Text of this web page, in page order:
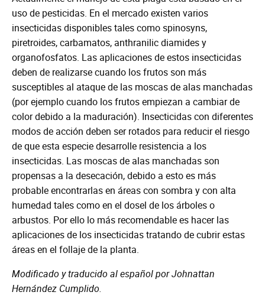
uso de pesticidas. En el mercado existen varios
insecticidas disponibles tales como spinosyns,
piretroides, carbamatos, anthranilic diamides y
organofosfatos. Las aplicaciones de estos insecticidas
deben de realizarse cuando los frutos son más
susceptibles al ataque de las moscas de alas manchadas
(por ejemplo cuando los frutos empiezan a cambiar de
color debido a la maduración). Insecticidas con diferentes
modos de acción deben ser rotados para reducir el riesgo
de que esta especie desarrolle resistencia a los
insecticidas. Las moscas de alas manchadas son
propensas a la desecación, debido a esto es más
probable encontrarlas en áreas con sombra y con alta
humedad tales como en el dosel de los árboles o
arbustos. Por ello lo más recomendable es hacer las
aplicaciones de los insecticidas tratando de cubrir estas
áreas en el follaje de la planta.
Modificado y traducido al español por Johnattan
Hernández Cumplido.